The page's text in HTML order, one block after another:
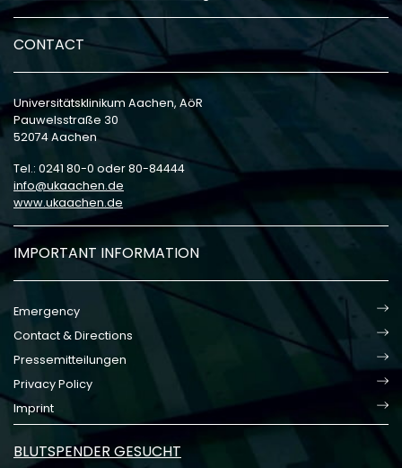
CONTACT
Universitätsklinikum Aachen, AöR
Pauwelsstraße 30
52074 Aachen
Tel.: 0241 80-0 oder 80-84444
info
ukaachen de
www.ukaachen.de
IMPORTANT INFORMATION
Emergency
Contact & Directions
Pressemitteilungen
Privacy Policy
Imprint
BLUTSPENDER GESUCHT